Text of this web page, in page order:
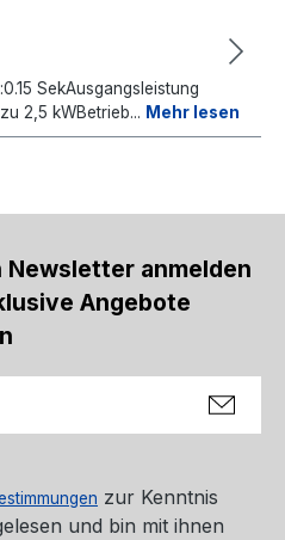
SekAusgangsleistung
2,5 kWBetrieb... Mehr lesen
Newsletter anmelden
Angebote
zur Kenntnis
und bin mit ihnen